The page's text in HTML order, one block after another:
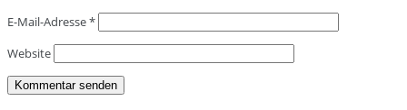
E-Mail-Adresse*
Website